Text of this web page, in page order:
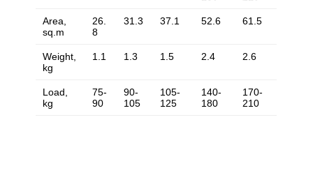
Area,
sq.m
26.
8
31.3 37.1 52.6 61.5
Weight,
kg
1.1 1.3 1.5 2.4 2.6
Load,
kg
75-
90
90-
105
105-
125
140-
180
170-
210